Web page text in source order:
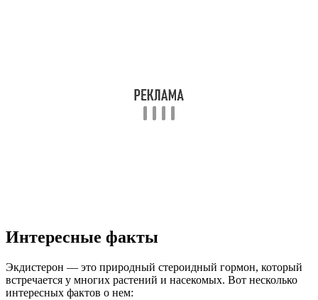
Интересные факты
Экдистерон — это природный стероидный гормон, который
встречается у многих растений и насекомых. Вот несколько
интересных фактов о нем: